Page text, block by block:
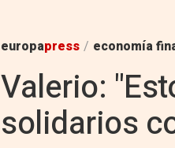
europapress / economía
Valerio:
solidarios